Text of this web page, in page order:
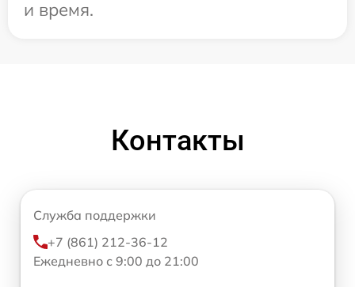
и время.
Контакты
Служба поддержки
+7 (861) 212-36-12
Ежедневно с 9:00 до 21:00